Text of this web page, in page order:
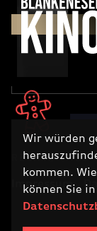
Wir würden
kommen.
können Sie
RECHTLICHES
Impressum